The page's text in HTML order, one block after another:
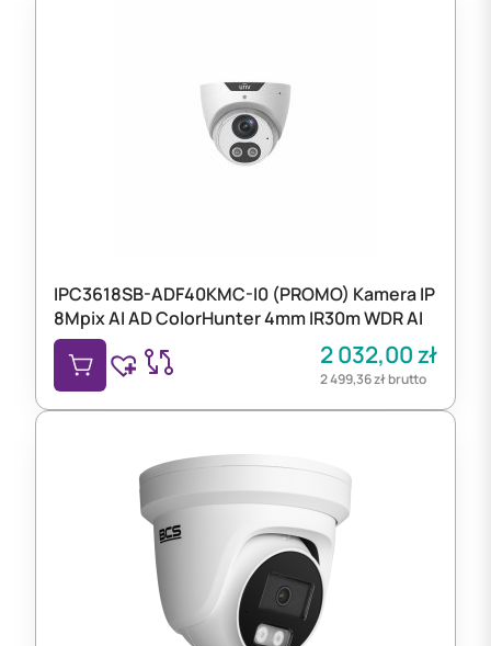
IPC3618SB-ADF40KMC-I0 (PROMO) Kamera IP
8Mpix AI AD ColorHunter 4mm IR30m WDR AI
2 032,00zł
2 499,36złbrutto